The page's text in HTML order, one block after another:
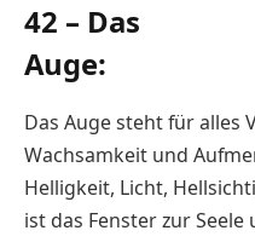
42 – Das
Auge:
Das Auge steht für alles
Wachsamkeit und
Helligkeit, Licht,
ist das Fenster zur Seele